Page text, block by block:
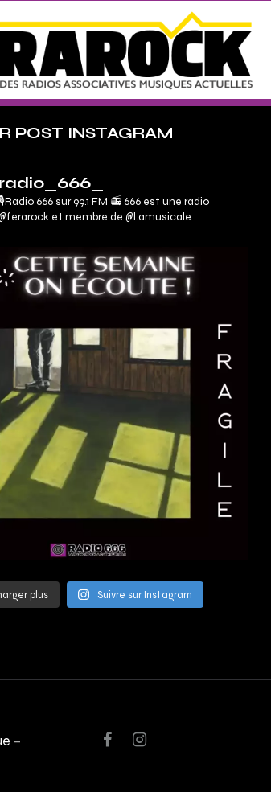
POST INSTAGRAM
radio_666_
666 sur 99.1 FM 📻666 est une radio
et membre de @l.amusicale
plus Suivre sur Instagram
–